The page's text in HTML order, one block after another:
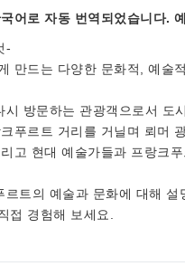
어로 자동 번역되었습니다.
-
만드는 다양한 문화적, 예술
시 방문하는 관광객으로서
푸르트 거리를 거닐며 뢰머
고 현대 예술가들과 프랑크
르트의 예술과 문화에 대해
접 경험해 보세요.